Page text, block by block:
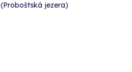
jezera)